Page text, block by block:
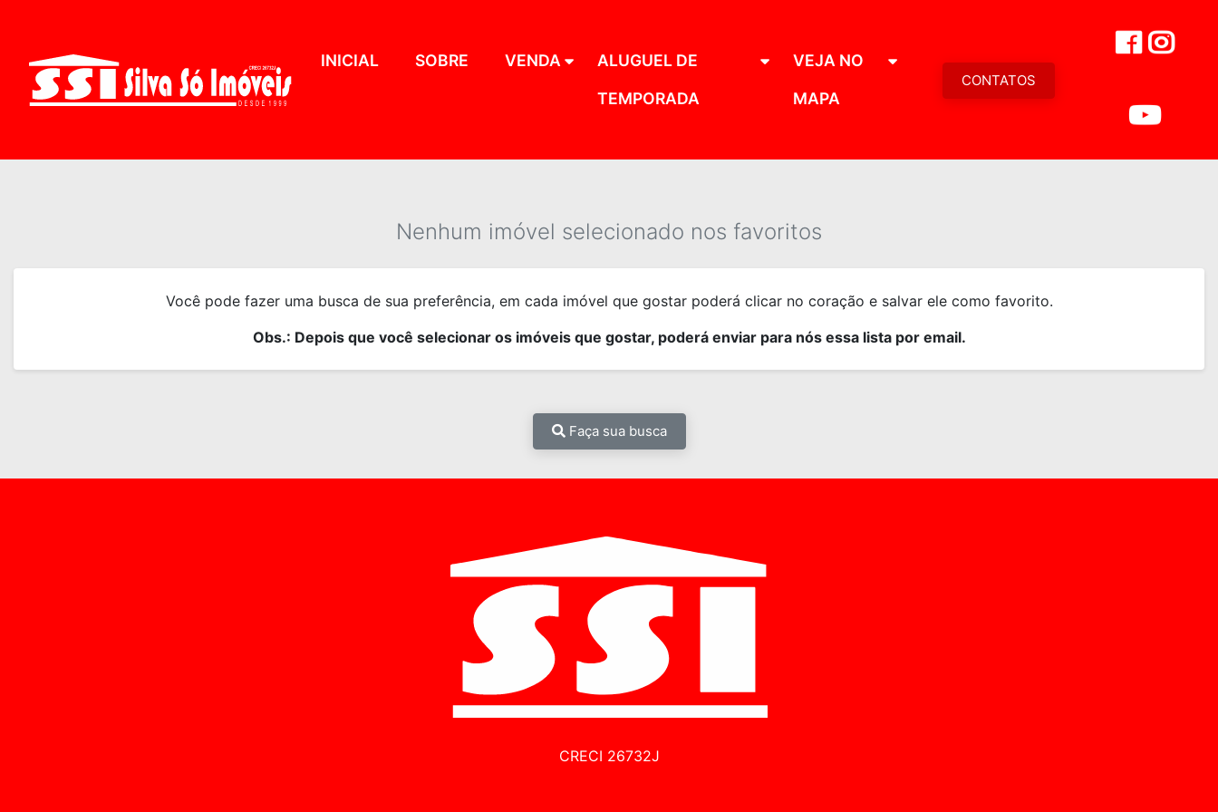
INICIAL SOBRE VENDA
ALUGUEL DE
TEMPORADA
VEJA NO
MAPA
CONTATOS
Nenhum imóvel selecionado nos favoritos
Você pode fazer uma busca de sua preferência, em cada imóvel que gostar poderá clicar no coração e salvar ele como favorito.
Obs.: Depois que você selecionar os imóveis que gostar, poderá enviar para nós essa lista por email.
Faça sua busca
CRECI 26732J